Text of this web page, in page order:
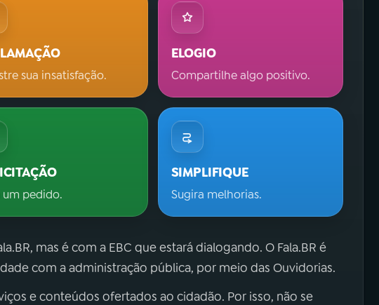
sua insatisfação.
ELOGIO
Compartilhe algo positivo.
um pedido.
SIMPLIFIQUE
Sugira melhorias.
mas é com a EBC que estará dialogando. O Fala.BR é
com a administração pública, por meio das Ouvidorias.
e conteúdos ofertados ao cidadão. Por isso, não se